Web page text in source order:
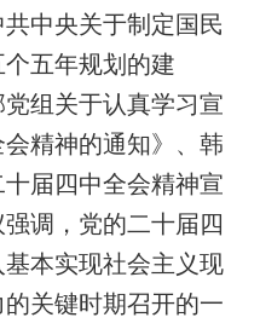
中央关于制定国民
五年规划的建
组关于认真学习宣
精神的通知》、韩
届四中全会精神宣
调，党的二十届四
本实现社会主义现
关键时期召开的一